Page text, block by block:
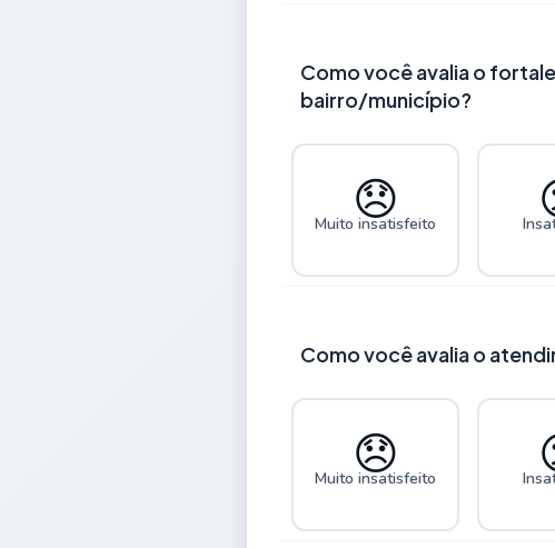
Como você avalia o
bairro/município?
😞
Muito insatisfeito
Como você avalia o
😞
Muito insatisfeito